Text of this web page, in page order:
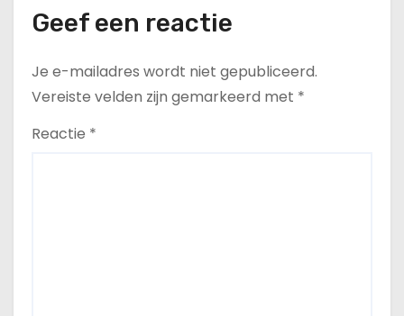
Geef een reactie
Je e-mailadres wordt niet gepubliceerd.
Vereiste velden zijn gemarkeerd met *
Reactie *